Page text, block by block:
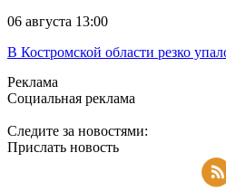
06 августа 13:00
В Костромской области резко
Реклама
Социальная реклама
Следите за новостями:
Прислать новость